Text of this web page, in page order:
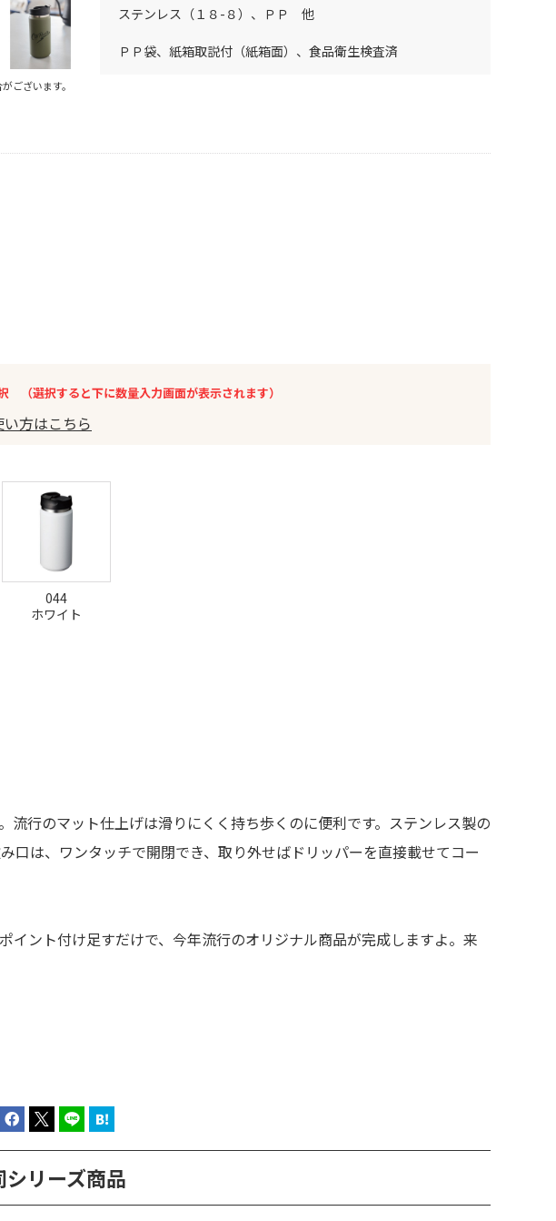
ございます。
ステンレス（１８-８）、ＰＰ 他
ＰＰ袋、紙箱取説付（紙箱面）、食品衛生検査済
（選択すると下に数量入力画面が表示されます）
方はこちら
044
ホワイト
流行のマット仕上げは滑りにくく持ち歩くのに便利です。ステンレス製の
口は、ワンタッチで開閉でき、取り外せばドリッパーを直接載せてコー
イント付け足すだけで、今年流行のオリジナル商品が完成しますよ。来
シリーズ商品